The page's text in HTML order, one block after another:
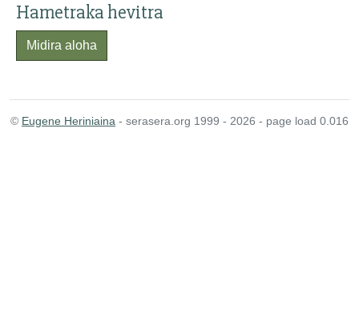
Hametraka hevitra
Midira aloha
© Eugene Heriniaina - serasera.org 1999 - 2026 - page load 0.016